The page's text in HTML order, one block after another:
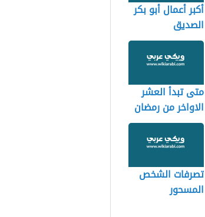
أكبر أعمال أبو بكر
الصديق
متى تبدأ العشر
الاواخر من رمضان
تصرفات الشخص
المسحور